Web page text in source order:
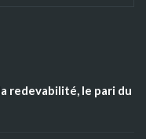
redevabilité, le pari du